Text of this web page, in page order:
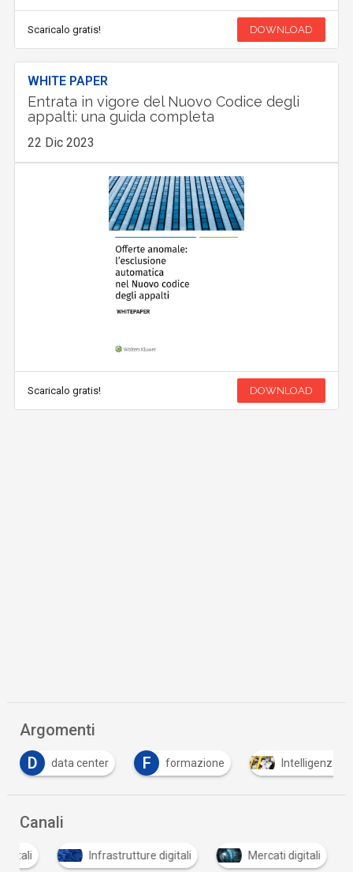
Scaricalo gratis! DOWNLOAD
WHITE PAPER
Entrata in vigore del Nuovo Codice degli
appalti: una guida completa
22 Dic 2023
Scaricalo gratis! DOWNLOAD
Argomenti
F
formazione Intelligenza Artificiale
Canali
Infrastrutture digitali Mercati digitali